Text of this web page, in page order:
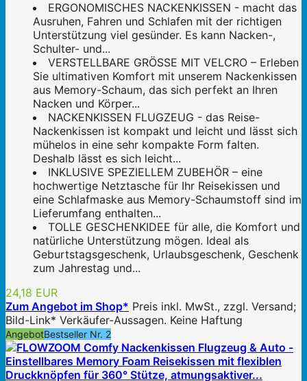
ERGONOMISCHES NACKENKISSEN - macht das
Ausruhen, Fahren und Schlafen mit der richtigen
Unterstützung viel gesünder. Es kann Nacken-,
Schulter- und...
VERSTELLBARE GRÖSSE MIT VELCRO – Erleben
Sie ultimativen Komfort mit unserem Nackenkissen
aus Memory-Schaum, das sich perfekt an Ihren
Nacken und Körper...
NACKENKISSEN FLUGZEUG - das Reise-
Nackenkissen ist kompakt und leicht und lässt sich
mühelos in eine sehr kompakte Form falten.
Deshalb lässt es sich leicht...
INKLUSIVE SPEZIELLEM ZUBEHÖR – eine
hochwertige Netztasche für Ihr Reisekissen und
eine Schlafmaske aus Memory-Schaumstoff sind im
Lieferumfang enthalten...
TOLLE GESCHENKIDEE für alle, die Komfort und
natürliche Unterstützung mögen. Ideal als
Geburtstagsgeschenk, Urlaubsgeschenk, Geschenk
zum Jahrestag und...
24,18 EUR
Zum Angebot im Shop* Preis inkl. MwSt., zzgl. Versand;
Bild-Link* Verkäufer-Aussagen. Keine Haftung
AngebotBestseller Nr. 2